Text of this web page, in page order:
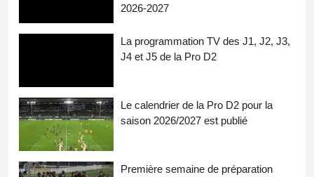
2026-2027
La programmation TV des J1, J2, J3,
J4 et J5 de la Pro D2
Le calendrier de la Pro D2 pour la
saison 2026/2027 est publié
Première semaine de préparation